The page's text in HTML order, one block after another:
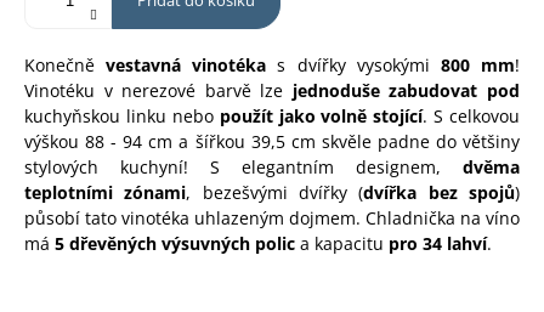
Konečně vestavná vinotéka s dvířky vysokými 800 mm!
Vinotéku v nerezové barvě lze jednoduše zabudovat pod
kuchyňskou linku nebo použít jako volně stojící. S celkovou
výškou 88 - 94 cm a šířkou 39,5 cm skvěle padne do většiny
stylových kuchyní! S elegantním designem, dvěma
teplotními zónami, bezešvými dvířky (dvířka bez spojů)
působí tato vinotéka uhlazeným dojmem. Chladnička na víno
má 5 dřevěných výsuvných polic a kapacitu pro 34 lahví.